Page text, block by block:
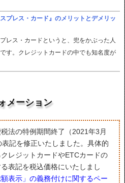
プレス・カード』のメリットとデメリッ
レス・カードというと、兜をかぶった人
す。クレジットカードの中でも知名度が
メーション
法の特例期間終了（2021年3月
記を修正いたしました。具体的
レジットカードやETCカードの
表記を税込価格にいたしまし
表示」の義務付けに関するペー